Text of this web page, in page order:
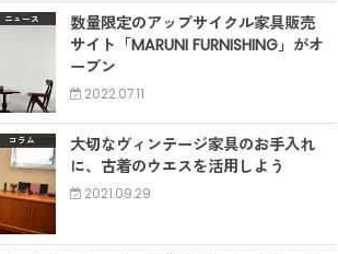
ニュース
数量限定のアップサイクル家具販売
サイト「MARUNI FURNISHING」がオ
ープン
2022.07.11
コラム
大切なヴィンテージ家具のお手入れ
に、古着のウエスを活用しよう
2021.09.29